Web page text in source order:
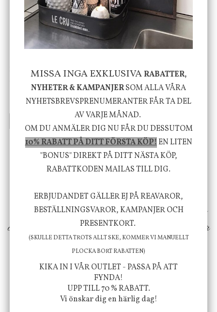
House Doctor
Skål, Hands marmor
635 kr 795 kr
-20%
Nicolas Vahé
Serveringsfat, Ostron,
Stengods
415 kr
INFO
Vi vill förmedla känsla, upplevelse och
välbefinnande för dig och ditt hem! Med
inspiration från naturen och dess färgpalett
erbjuder vi omsorgsfullt utvalda produkter som
ökar trivsel i ditt hem och ger det lilla extra för
att öka ditt välmående!
FÖLJ OSS PÅ INSTAGRAM @JBHOME
MISSA INGA EXKLUSIVARABATTER,
NYHETER & KAMPANJERSOM ALLA VÅRA
NYHETSBREVSPRENUMERANTER FÅR TA DEL
AV VARJE MÅNAD.
OM DU ANMÄLER DIG NU FÅR DU DESSUTOM
10% RABATT PÅ DITT FÖRSTA KÖP!EN LITEN
"BONUS" DIREKT PÅ DITT NÄSTA KÖP,
RABATTKODEN MAILAS TILL DIG.
ERBJUDANDET GÄLLER EJ PÅ REAVAROR,
BESTÄLLNINGSVAROR, KAMPANJER OCH
PRESENTKORT.
(SKULLE DETTA TROTS ALLT SKE, KOMMER VI MANUELLT
PLOCKA BORT RABATTEN)
KIKA IN I VÅR OUTLET - PASSA PÅ ATT
FYNDA!
UPP TILL 70 % RABATT.
Vi önskar dig en härlig dag!